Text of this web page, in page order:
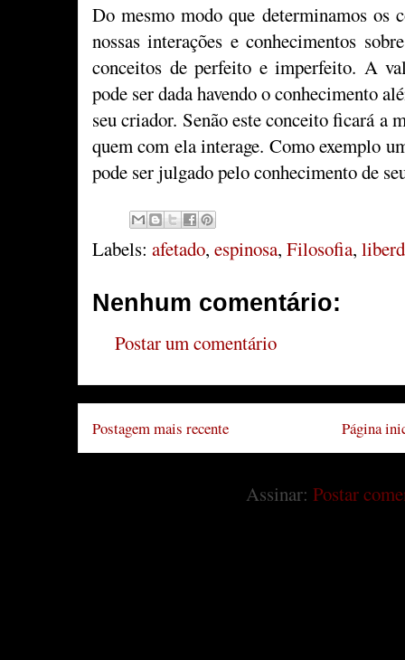
Do mesmo modo que determinamos os
nossas interações e conhecimentos
conceitos de perfeito e imperfeito. A
pode ser dada havendo o conhecimento
seu criador. Senão este conceito ficará a
quem com ela interage. Como exemplo
pode ser julgado pelo conhecimento de
Labels: afetado, espinosa, Filosofia,
Nenhum comentário:
Postar um comentário
Postagem mais recente Página
Assinar: Postar